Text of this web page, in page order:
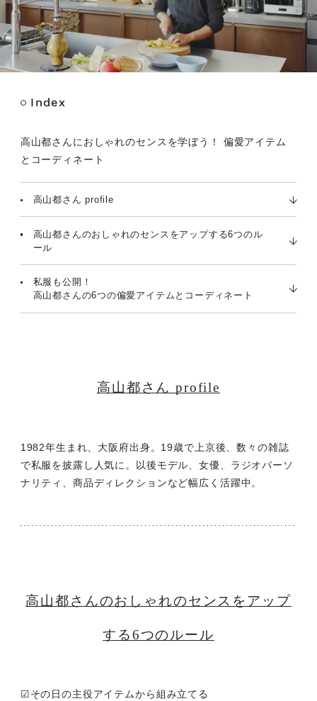
t
Index
高山都さんにおしゃれのセンスを学ぼう！ 偏愛アイテム
とコーディネート
高山都さん profile
高山都さんのおしゃれのセンスをアップする6つのル
ール
私服も公開！
高山都さんの6つの偏愛アイテムとコーディネート
高山都さん profile
1982年生まれ、大阪府出身。19歳で上京後、数々の雑誌
で私服を披露し人気に。以後モデル、女優、ラジオパーソ
ナリティ、商品ディレクションなど幅広く活躍中。
高山都さんのおしゃれのセンスをアップ
する6つのルール
☑︎その日の主役アイテムから組み立てる